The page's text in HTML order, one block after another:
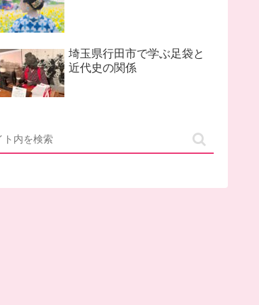
埼玉県行田市で学ぶ足袋と
近代史の関係